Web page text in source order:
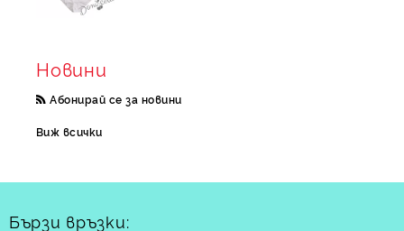
Новини
Абонирай се за новини
Виж всички
Бързи връзки: